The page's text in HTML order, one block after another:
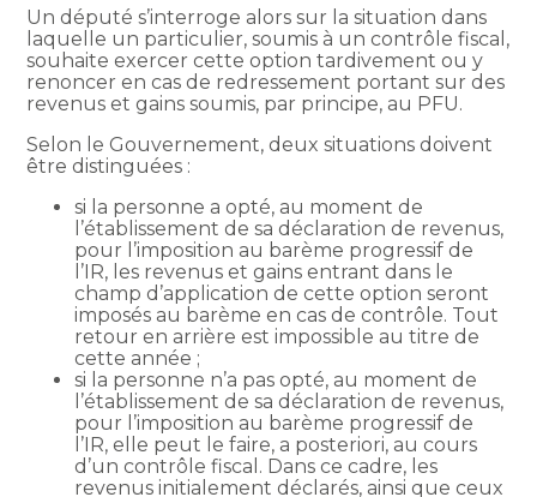
Un député s’interroge alors sur la situation dans
laquelle un particulier, soumis à un contrôle fiscal,
souhaite exercer cette option tardivement ou y
renoncer en cas de redressement portant sur des
revenus et gains soumis, par principe, au PFU.
Selon le Gouvernement, deux situations doivent
être distinguées :
si la personne a opté, au moment de
l’établissement de sa déclaration de revenus,
pour l’imposition au barème progressif de
l’IR, les revenus et gains entrant dans le
champ d’application de cette option seront
imposés au barème en cas de contrôle. Tout
retour en arrière est impossible au titre de
cette année ;
si la personne n’a pas opté, au moment de
l’établissement de sa déclaration de revenus,
pour l’imposition au barème progressif de
l’IR, elle peut le faire, a posteriori, au cours
d’un contrôle fiscal. Dans ce cadre, les
revenus initialement déclarés, ainsi que ceux